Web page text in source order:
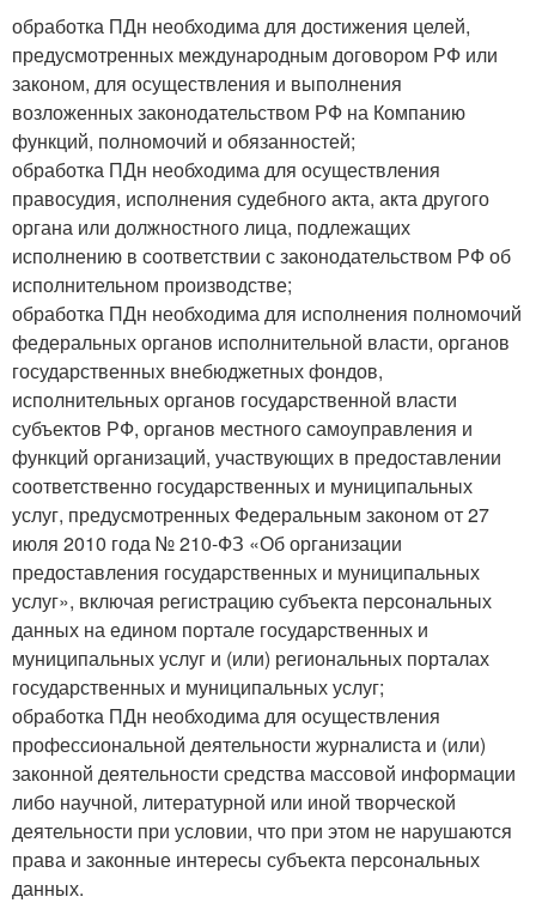
обработка ПДн необходима для достижения целей,
предусмотренных международным договором РФ или
законом, для осуществления и выполнения
возложенных законодательством РФ на Компанию
функций, полномочий и обязанностей;
обработка ПДн необходима для осуществления
правосудия, исполнения судебного акта, акта другого
органа или должностного лица, подлежащих
исполнению в соответствии с законодательством РФ об
исполнительном производстве;
обработка ПДн необходима для исполнения полномочий
федеральных органов исполнительной власти, органов
государственных внебюджетных фондов,
исполнительных органов государственной власти
субъектов РФ, органов местного самоуправления и
функций организаций, участвующих в предоставлении
соответственно государственных и муниципальных
услуг, предусмотренных Федеральным законом от 27
июля 2010 года № 210-ФЗ «Об организации
предоставления государственных и муниципальных
услуг», включая регистрацию субъекта персональных
данных на едином портале государственных и
муниципальных услуг и (или) региональных порталах
государственных и муниципальных услуг;
обработка ПДн необходима для осуществления
профессиональной деятельности журналиста и (или)
законной деятельности средства массовой информации
либо научной, литературной или иной творческой
деятельности при условии, что при этом не нарушаются
права и законные интересы субъекта персональных
данных.